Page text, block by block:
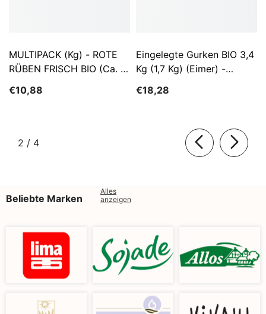
MULTIPACK (kg) - ROTE
RÜBEN FRISCH BIO (ca. 5
€10,88
Eingelegte Gurken BIO 3,4
Kg (1,7 Kg) (Eimer) -
€18,28
2 / von
4
Beliebte Marken
Alles
anzeigen